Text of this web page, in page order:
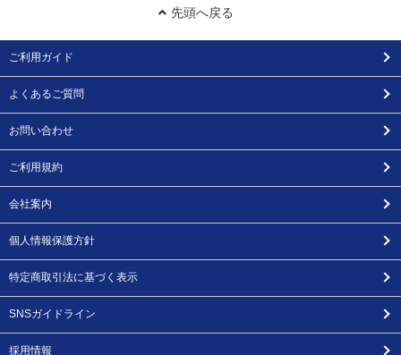
先頭へ戻る
ご利用ガイド
よくあるご質問
お問い合わせ
ご利用規約
会社案内
個人情報保護方針
特定商取引法に基づく表示
SNSガイドライン
採用情報